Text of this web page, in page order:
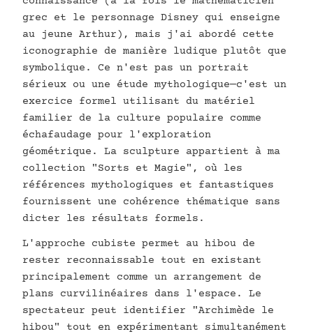
grec et le personnage Disney qui enseigne
au jeune Arthur), mais j'ai abordé cette
iconographie de manière ludique plutôt que
symbolique. Ce n'est pas un portrait
sérieux ou une étude mythologique—c'est un
exercice formel utilisant du matériel
familier de la culture populaire comme
échafaudage pour l'exploration
géométrique. La sculpture appartient à ma
collection "Sorts et Magie", où les
références mythologiques et fantastiques
fournissent une cohérence thématique sans
dicter les résultats formels.
L'approche cubiste permet au hibou de
rester reconnaissable tout en existant
principalement comme un arrangement de
plans curvilinéaires dans l'espace. Le
spectateur peut identifier "Archimède le
hibou" tout en expérimentant simultanément